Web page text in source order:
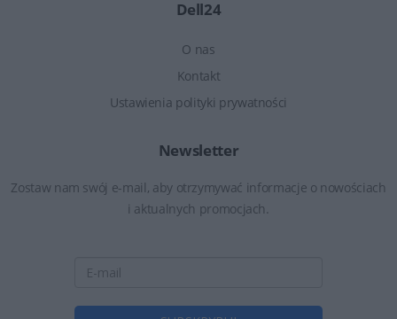
Dell24
O nas
Kontakt
Ustawienia polityki prywatności
Newsletter
Zostaw nam swój e-mail, aby otrzymywać informacje o nowościach
i aktualnych promocjach.